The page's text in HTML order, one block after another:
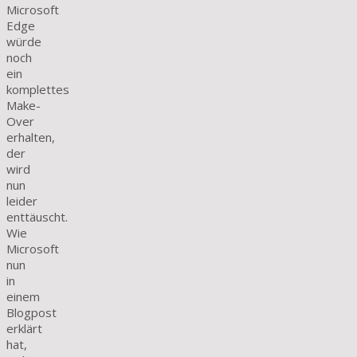
Microsoft
Edge
würde
noch
ein
komplettes
Make-
Over
erhalten,
der
wird
nun
leider
enttäuscht.
Wie
Microsoft
nun
in
einem
Blogpost
erklärt
hat,